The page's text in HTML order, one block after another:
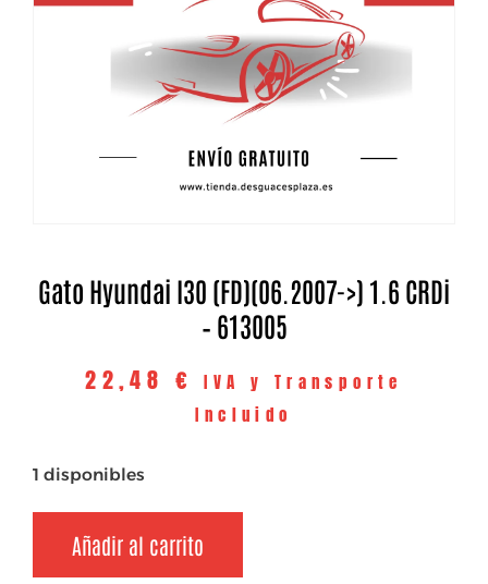
Gato Hyundai I30 (FD)(06.2007->) 1.6 CRDi
– 613005
22,48 €
IVA y Transporte
Incluido
1 disponibles
Añadir al carrito